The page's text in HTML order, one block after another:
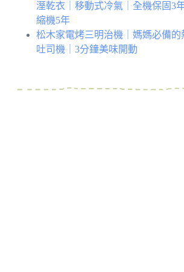
溼乾衣｜移動式冷氣｜全機保固3
縮機5年
松木家電烤三明治機｜媽媽必備的
吐司機｜3分鐘美味開動